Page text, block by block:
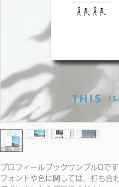
プロフィールブックサンプルDです
フォントや色に関しては、打ち合